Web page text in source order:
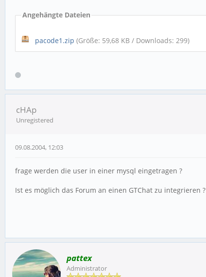
Angehängte Dateien
pacode1.zip (Größe: 59,68 KB / Downloads: 299)
cHAp
Unregistered
09.08.2004, 12:03
frage werden die user in einer mysql eingetragen ?
Ist es möglich das Forum an einen GTChat zu integrieren ?
pattex
Administrator